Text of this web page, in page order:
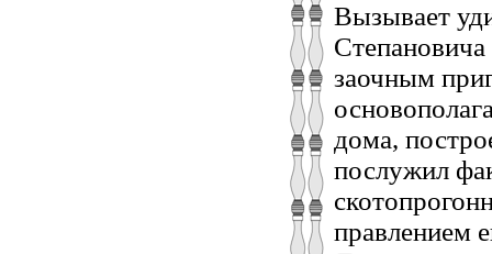
Вызывает
Степановича
заочным
дома,
послужил
правлением